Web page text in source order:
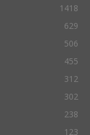
1418
629
506
455
312
302
238
123